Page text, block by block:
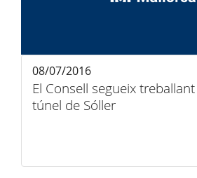
El Consell segueix
túnel de Sóller
08/07/2016